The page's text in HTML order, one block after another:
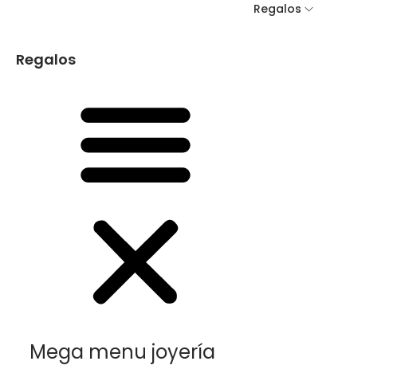
Regalos
Regalos
Mega menu joyería